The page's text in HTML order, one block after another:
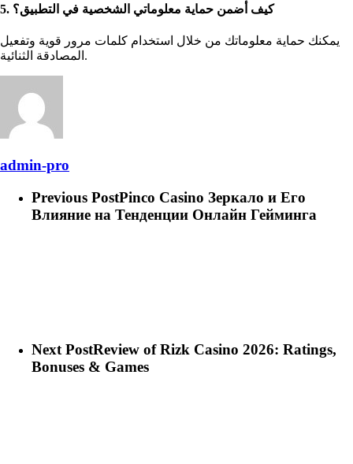
5. كيف أضمن حماية معلوماتي الشخصية في التطبيق؟
يمكنك حماية معلوماتك من خلال استخدام كلمات مرور قوية وتفعيل
المصادقة الثنائية.
admin-pro
Previous PostPinco Casino Зеркало и Его
Влияние на Тенденции Онлайн Гейминга
Next PostReview of Rizk Casino 2026: Ratings,
Bonuses & Games